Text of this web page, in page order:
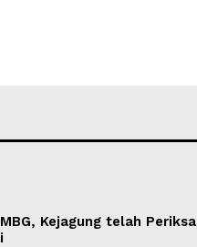
Kejagung telah Periksa